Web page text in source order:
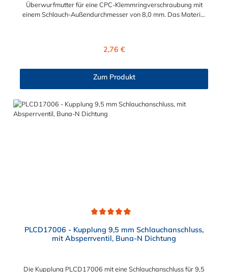
Überwurfmutter für eine CPC-Klemmringverschraubung mit
einem Schlauch-Außendurchmesser von 8,0 mm. Das Material
Regulärer Preis:
2,76 €
Zum Produkt
PLCD17006 - Kupplung 9,5 mm Schlauchanschluss,
mit Absperrventil, Buna-N Dichtung
Die Kupplung PLCD17006 mit eine Schlauchanschluss für 9,5